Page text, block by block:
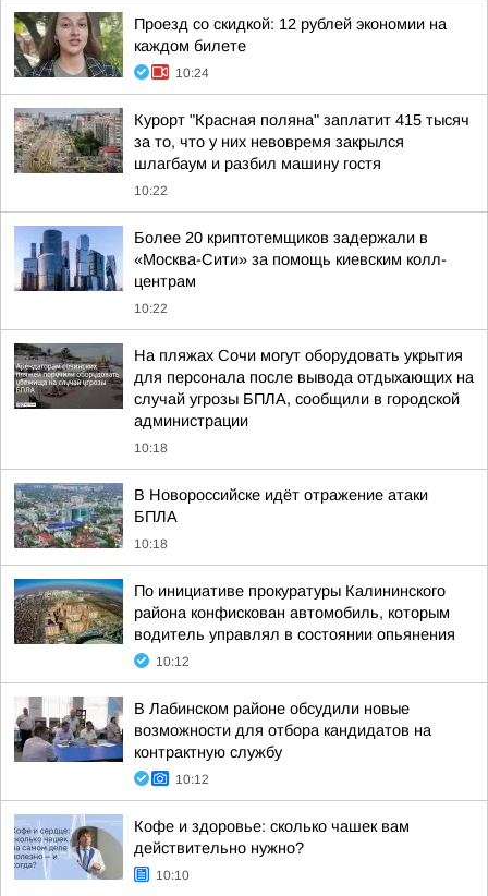
Проезд со скидкой: 12 рублей экономии на
каждом билете
10:24
Курорт "Красная поляна" заплатит 415 тысяч
за то, что у них невовремя закрылся
шлагбаум и разбил машину гостя
10:22
Более 20 криптотемщиков задержали в
«Москва-Сити» за помощь киевским колл-
центрам
10:22
На пляжах Сочи могут оборудовать укрытия
для персонала после вывода отдыхающих на
случай угрозы БПЛА, сообщили в городской
администрации
10:18
В Новороссийске идёт отражение атаки
БПЛА
10:18
По инициативе прокуратуры Калининского
района конфискован автомобиль, которым
водитель управлял в состоянии опьянения
10:12
В Лабинском районе обсудили новые
возможности для отбора кандидатов на
контрактную службу
10:12
Кофе и здоровье: сколько чашек вам
действительно нужно?
10:10